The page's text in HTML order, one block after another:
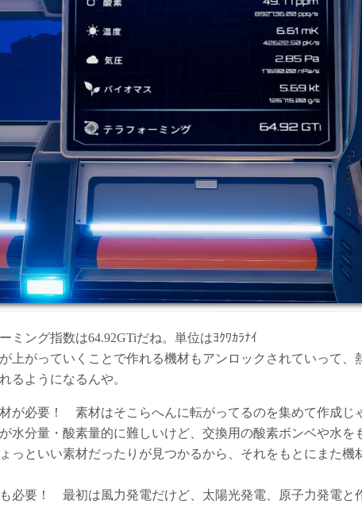
ミング指数は64.92GTiだね。単位はﾖｸﾜｶﾗﾅｲ
上がっていくことで作れる機材もアンロックされていって、
るようになるんや。
が必要！ 素材はそこらへんに転がってるのを集めて作成じ
水分量・酸素量的に難しいけど、交換用の酸素ボンベや水を
っといい素材だったりが見つかるから、それをもとにまた
必要！ 最初は風力発電だけど、太陽光発電、原子力発電と